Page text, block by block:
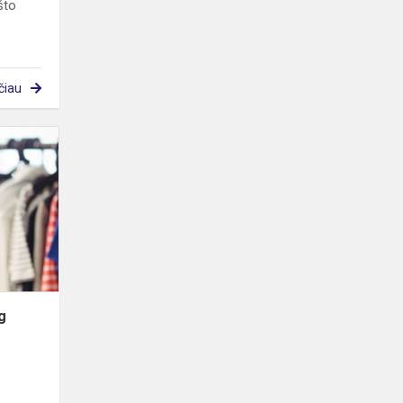
2023-
2024
m.m.
eTwinning
projektas
Born
In"